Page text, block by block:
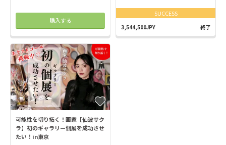
購入する
SUCCESS
3,544,500JPY 終了
可能性を切り拓く！画家【仙波サク
ラ】初のギャラリー個展を成功させ
たい！in東京